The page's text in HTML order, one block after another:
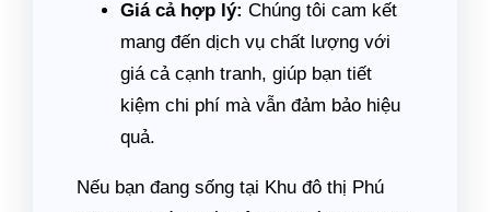
Giá cả hợp lý: Chúng tôi cam kết
mang đến dịch vụ chất lượng với
giá cả cạnh tranh, giúp bạn tiết
kiệm chi phí mà vẫn đảm bảo hiệu
quả.
Nếu bạn đang sống tại Khu đô thị Phú